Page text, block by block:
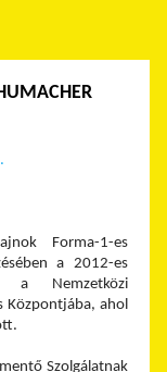
Forma-1-es
a 2012-es
a Nemzetközi
Központjába, ahol
Szolgálatnak